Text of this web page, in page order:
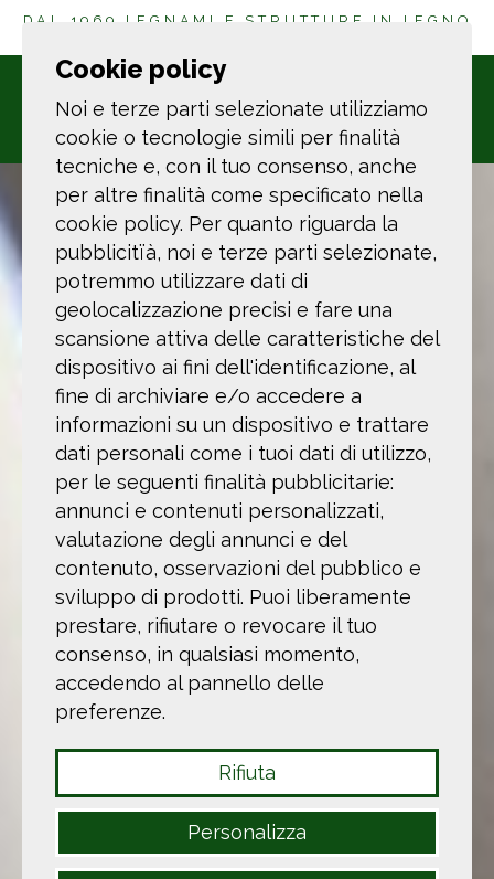
DAL 1969 LEGNAMI E STRUTTURE IN LEGNO
Cookie policy
Noi e terze parti selezionate utilizziamo
cookie o tecnologie simili per finalità
tecniche e, con il tuo consenso, anche
per altre finalità come specificato nella
cookie policy. Per quanto riguarda la
pubblicitïà, noi e terze parti selezionate,
potremmo utilizzare dati di
geolocalizzazione precisi e fare una
scansione attiva delle caratteristiche del
dispositivo ai fini dell'identificazione, al
fine di archiviare e/o accedere a
informazioni su un dispositivo e trattare
dati personali come i tuoi dati di utilizzo,
per le seguenti finalità pubblicitarie:
annunci e contenuti personalizzati,
valutazione degli annunci e del
contenuto, osservazioni del pubblico e
sviluppo di prodotti. Puoi liberamente
prestare, rifiutare o revocare il tuo
consenso, in qualsiasi momento,
accedendo al pannello delle
preferenze.
Rifiuta
Personalizza